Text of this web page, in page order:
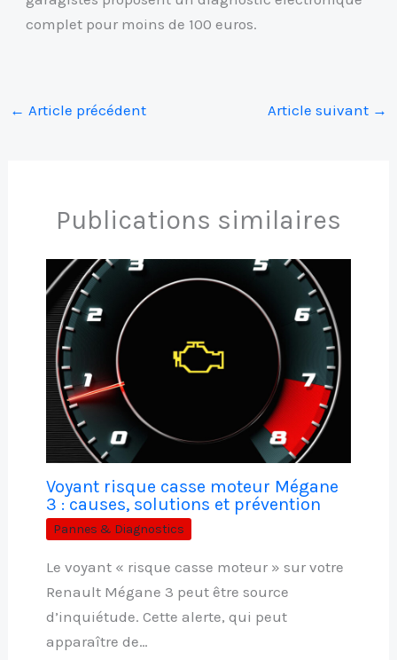
complet pour moins de 100 euros.
← Article précédent Article suivant →
Publications similaires
Voyant risque casse moteur Mégane
3 : causes, solutions et prévention
Pannes & Diagnostics
Le voyant « risque casse moteur » sur votre
Renault Mégane 3 peut être source
d’inquiétude. Cette alerte, qui peut
apparaître de…